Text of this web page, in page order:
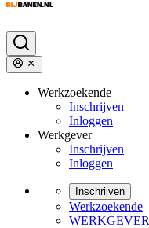
Werkzoekende
Inschrijven
Inloggen
Werkgever
Inschrijven
Inloggen
Inschrijven
Werkzoekende
WERKGEVER